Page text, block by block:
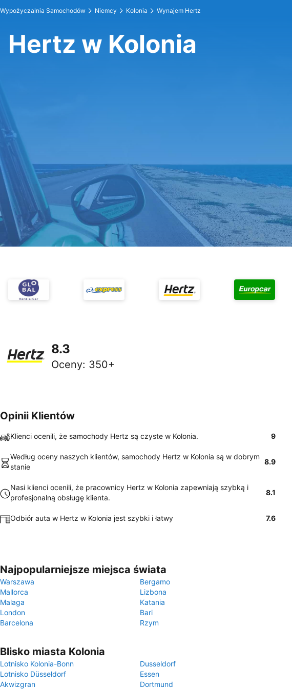
Wypożyczalnia Samochodów Niemcy Kolonia Wynajem Hertz
Hertz w Kolonia
8.3
Oceny: 350+
Opinii Klientów
Klienci ocenili, że samochody Hertz są czyste w Kolonia. 9
Według oceny naszych klientów, samochody Hertz w Kolonia są w dobrym
stanie
8.9
Nasi klienci ocenili, że pracownicy Hertz w Kolonia zapewniają szybką i
profesjonalną obsługę klienta.
8.1
Odbiór auta w Hertz w Kolonia jest szybki i łatwy 7.6
Najpopularniejsze miejsca świata
Warszawa
Bergamo
Mallorca
Lizbona
Malaga
Katania
London
Bari
Barcelona
Rzym
Blisko miasta Kolonia
Lotnisko Kolonia-Bonn
Dusseldorf
Lotnisko Düsseldorf
Essen
Akwizgran
Dortmund